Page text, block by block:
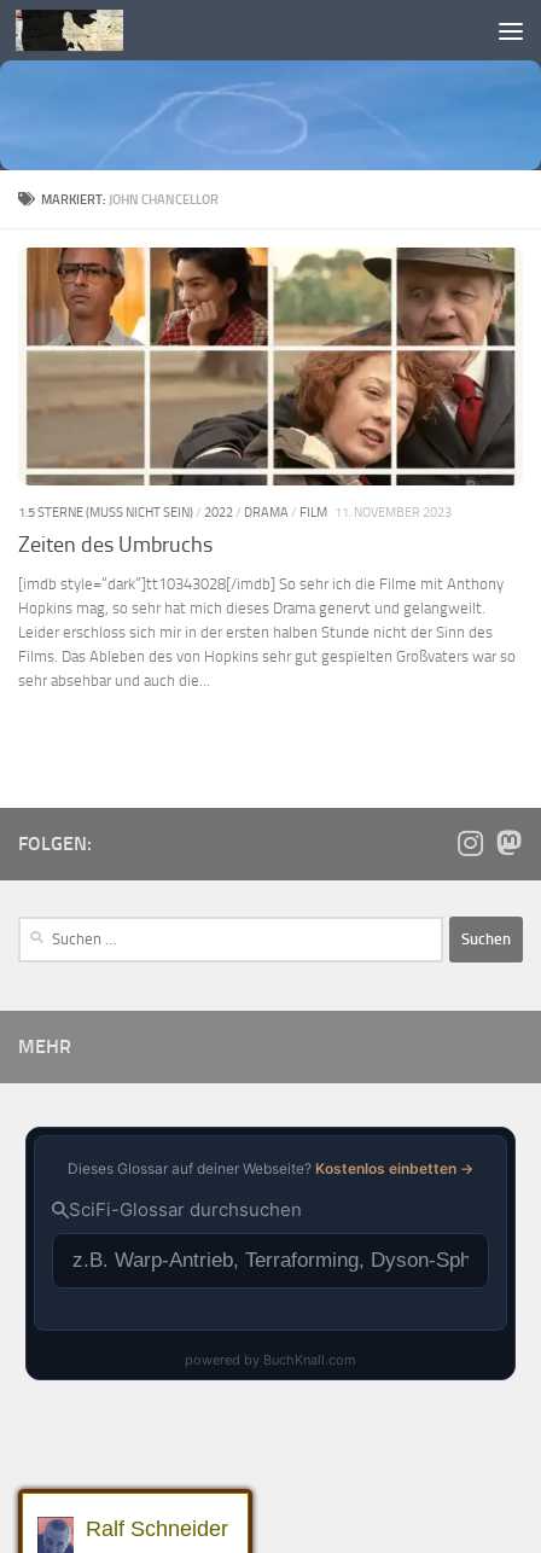
Skip to content
MARKIERT: JOHN CHANCELLOR
1.5 STERNE (MUSS NICHT SEIN)/ 2022/ DRAMA / FILM 11. NOVEMBER 2023
Zeiten des Umbruchs
[imdb style=“dark“]tt10343028[/imdb] So sehr ich die Filme mit Anthony
Hopkins mag, so sehr hat mich dieses Drama genervt und gelangweilt.
Leider erschloss sich mir in der ersten halben Stunde nicht der Sinn des
Films. Das Ableben des von Hopkins sehr gut gespielten Großvaters war so
sehr absehbar und auch die...
FOLGEN:
MEHR